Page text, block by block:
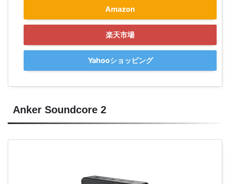
Amazon
楽天市場
Yahooショッピング
Anker Soundcore 2